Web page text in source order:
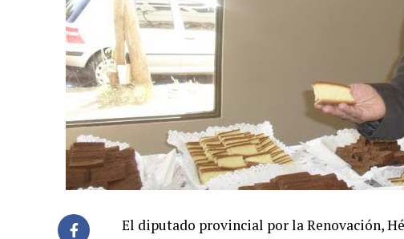
El diputado provincial por la Renovación,